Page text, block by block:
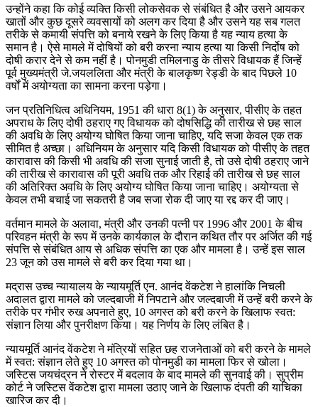
उन्होंने कहा कि कोई व्यक्ति किसी लोकसेवक से संबंधित है और उसने आयकर
खातों और कुछ दूसरे व्यवसायों को अलग कर दिया है और उसने यह सब गलत
तरीके से कमायी संपत्ति को बनाये रखने के लिए किया है यह न्याय हत्या के
समान है। ऐसे मामले में दोषियों को बरी करना न्याय हत्या या किसी निर्दोष को
दोषी करार देने से कम नहीं है। पोनमुडी तमिलनाडु के तीसरे विधायक हैं जिन्हें
पूर्व मुख्यमंत्री जे.जयललिता और मंत्री के बालकृष्ण रेड्डी के बाद पिछले 10
वर्षों में अयोग्यता का सामना करना पड़ेगा।
जन प्रतिनिधित्व अधिनियम, 1951 की धारा 8(1) के अनुसार, पीसीए के तहत
अपराध के लिए दोषी ठहराए गए विधायक को दोषसिद्धि की तारीख से छह साल
की अवधि के लिए अयोग्य घोषित किया जाना चाहिए, यदि सजा केवल एक तक
सीमित है अच्छा। अधिनियम के अनुसार यदि किसी विधायक को पीसीए के तहत
कारावास की किसी भी अवधि की सजा सुनाई जाती है, तो उसे दोषी ठहराए जाने
की तारीख से कारावास की पूरी अवधि तक और रिहाई की तारीख से छह साल
की अतिरिक्त अवधि के लिए अयोग्य घोषित किया जाना चाहिए। अयोग्यता से
केवल तभी बचाई जा सकतरी है जब सजा रोक दी जाए या रद्द कर दी जाए।
वर्तमान मामले के अलावा, मंत्री और उनकी पत्नी पर 1996 और 2001 के बीच
परिवहन मंत्री के रूप में उनके कार्यकाल के दौरान कथित तौर पर अर्जित की गई
संपत्ति से संबंधित आय से अधिक संपत्ति का एक और मामला है। उन्हें इस साल
23 जून को उस मामले से बरी कर दिया गया था।
मद्रास उच्च न्यायालय के न्यायमूर्ति एन. आनंद वेंकटेश ने हालांकि निचली
अदालत द्वारा मामले को जल्दबाजी में निपटाने और जल्दबाजी में उन्हें बरी करने के
तरीके पर गंभीर रुख अपनाते हुए, 10 अगस्त को बरी करने के खिलाफ स्वत:
संज्ञान लिया और पुनरीक्षण किया। यह निर्णय के लिए लंबित है।
न्यायमूर्ति आनंद वेंकटेश ने मंत्रियों सहित छह राजनेताओं को बरी करने के मामले
में स्वत: संज्ञान लेते हुए 10 अगस्त को पोनमुडी का मामला फिर से खोला।
जस्टिस जयचंद्रन ने रोस्टर में बदलाव के बाद मामले की सुनवाई की। सुप्रीम
कोर्ट ने जस्टिस वेंकटेश द्वारा मामला उठाए जाने के खिलाफ दंपती की याचिका
खारिज कर दी।